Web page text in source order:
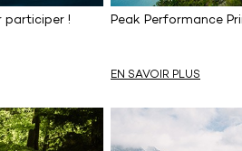
participer ! Peak Performance
EN SAVOIR PLUS